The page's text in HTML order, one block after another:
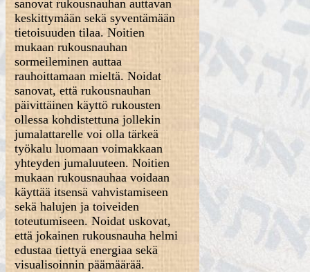
sanovat rukousnauhan auttavan
keskittymään sekä syventämään
tietoisuuden tilaa. Noitien
mukaan rukousnauhan
sormeileminen auttaa
rauhoittamaan mieltä. Noidat
sanovat, että rukousnauhan
päivittäinen käyttö rukousten
ollessa kohdistettuna jollekin
jumalattarelle voi olla tärkeä
työkalu luomaan voimakkaan
yhteyden jumaluuteen. Noitien
mukaan rukousnauhaa voidaan
käyttää itsensä vahvistamiseen
sekä halujen ja toiveiden
toteutumiseen. Noidat uskovat,
että jokainen rukousnauha helmi
edustaa tiettyä energiaa sekä
visualisoinnin päämäärää.